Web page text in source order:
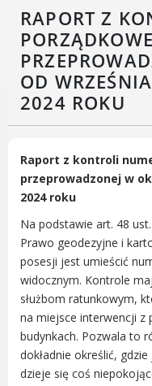
Zdrowie
Porady
Wydarzenia
WYBORY
Likwidacja
MIASTO
Władze
O mieście
Luboński
Przemysłowej
Śladami
Gry miejskie
Kultura
RAPORT Z
OD
2024 ROKU
Raport z kontroli
przeprowadzonej w
2024 roku
Na podstawie art. 48
Prawo geodezyjne i
posesji jest umieścić
widocznym. Kontrole
służbom ratunkowym,
na miejsce interwencji z
budynkach. Pozwala to
dokładnie określić,
dzieje się coś